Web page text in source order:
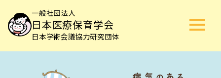
一般社団法人
日本医療保育学会
日本学術会議協力研究団体